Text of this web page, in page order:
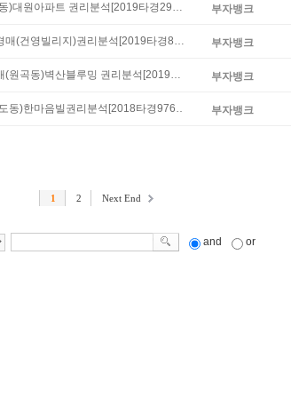
)대원아파트 권리분석[2019타경29… 부자뱅크
매(건영빌리지)권리분석[2019타경8… 부자뱅크
(원곡동)벽산블루밍 권리분석[2019… 부자뱅크
동)한마음빌권리분석[2018타경976… 부자뱅크
1 2 Next End
and or